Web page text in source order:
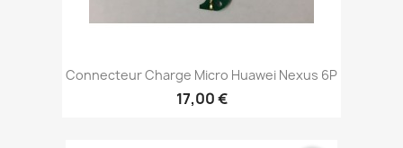
Connecteur Charge Micro Huawei Nexus 6P
17,00 €